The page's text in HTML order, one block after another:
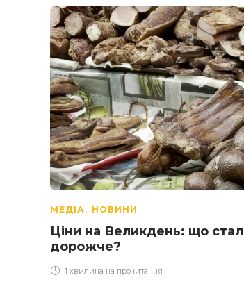
МЕДІА, НОВИНИ
Ціни на Великдень: що
дорожче?
1 хвилина на прочитання